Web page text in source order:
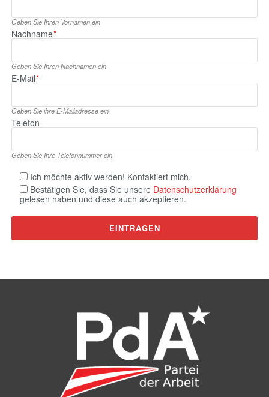
Geben Sie Ihren Vornamen ein
Nachname*
Geben Sie Ihren Nachnamen ein
E‑Mail*
Geben Sie ihre E‑Mailadresse ein
Telefon
Geben Sie Ihre Telefonnummer ein
Ich möchte aktiv werden! Kontaktiert mich.
Bestätigen Sie, dass Sie unsere Datenschutzerklärung
gelesen haben und diese auch akzeptieren.